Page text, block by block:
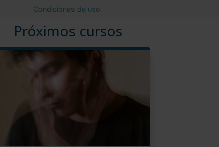
Próximos cursos
Condiciones de uso